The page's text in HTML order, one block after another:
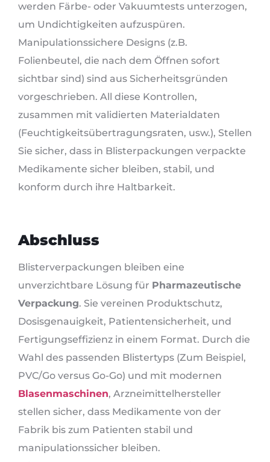
werden Färbe- oder Vakuumtests unterzogen,
um Undichtigkeiten aufzuspüren.
Manipulationssichere Designs (z.B.
Folienbeutel, die nach dem Öffnen sofort
sichtbar sind) sind aus Sicherheitsgründen
vorgeschrieben. All diese Kontrollen,
zusammen mit validierten Materialdaten
(Feuchtigkeitsübertragungsraten, usw.), Stellen
Sie sicher, dass in Blisterpackungen verpackte
Medikamente sicher bleiben, stabil, und
konform durch ihre Haltbarkeit.
Abschluss
Blisterverpackungen bleiben eine
unverzichtbare Lösung für Pharmazeutische
Verpackung. Sie vereinen Produktschutz,
Dosisgenauigkeit, Patientensicherheit, und
Fertigungseffizienz in einem Format. Durch die
Wahl des passenden Blistertyps (Zum Beispiel,
PVC/Go versus Go-Go) und mit modernen
Blasenmaschinen, Arzneimittelhersteller
stellen sicher, dass Medikamente von der
Fabrik bis zum Patienten stabil und
manipulationssicher bleiben.